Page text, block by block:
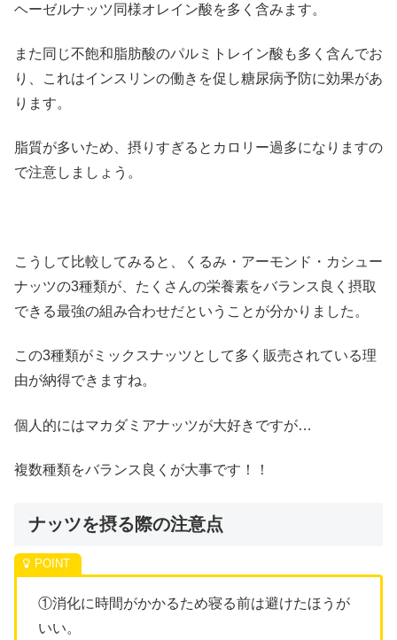
ヘーゼルナッツ同様オレイン酸を多く含みます。
また同じ不飽和脂肪酸のパルミトレイン酸も多く含んでお
り、これはインスリンの働きを促し糖尿病予防に効果があ
ります。
脂質が多いため、摂りすぎるとカロリー過多になりますの
で注意しましょう。
こうして比較してみると、くるみ・アーモンド・カシュー
ナッツの3種類が、たくさんの栄養素をバランス良く摂取
できる最強の組み合わせだということが分かりました。
この3種類がミックスナッツとして多く販売されている理
由が納得できますね。
個人的にはマカダミアナッツが大好きですが…
複数種類をバランス良くが大事です！！
ナッツを摂る際の注意点
①消化に時間がかかるため寝る前は避けたほうが
いい。